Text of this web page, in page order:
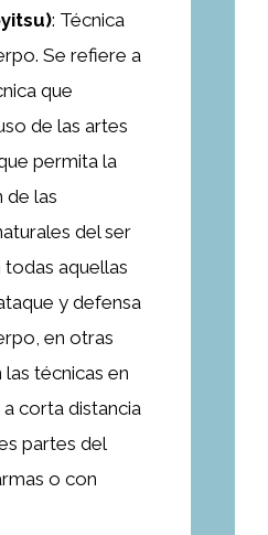
: Técnica
Se refiere a
que
de las artes
permita la
de las
del ser
todas aquellas
y defensa
en otras
técnicas en
corta distancia
partes del
o con